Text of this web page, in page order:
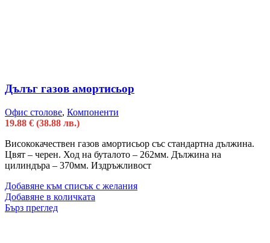
Дълъг газов амортисьор
Офис столове, Компоненти
19.88 € (38.88 лв.)
Висококачествен газов амортисьор със стандартна дължина.
Цвят – черен. Ход на буталото – 262мм. Дължина на
цилиндъра – 370мм. Издръжливост
Добавяне към списък с желания
Добавяне в количката
Бърз преглед